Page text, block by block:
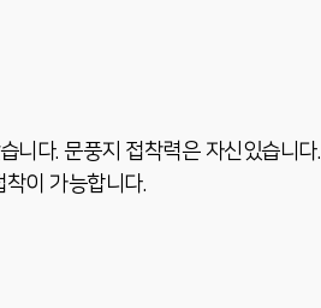
니다. 문풍지 접착력은 자신있습니다.
이 가능합니다.